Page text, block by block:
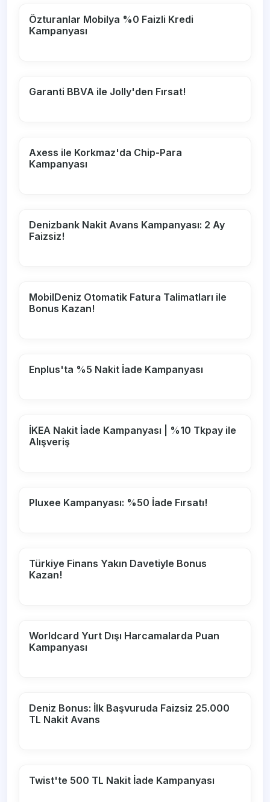
Özturanlar Mobilya %0 Faizli Kredi
Kampanyası
Garanti BBVA ile Jolly'den Fırsat!
Axess ile Korkmaz'da Chip-Para
Kampanyası
Denizbank Nakit Avans Kampanyası: 2 Ay
Faizsiz!
MobilDeniz Otomatik Fatura Talimatları ile
Bonus Kazan!
Enplus'ta %5 Nakit İade Kampanyası
İKEA Nakit İade Kampanyası | %10 Tkpay ile
Alışveriş
Pluxee Kampanyası: %50 İade Fırsatı!
Türkiye Finans Yakın Davetiyle Bonus
Kazan!
Worldcard Yurt Dışı Harcamalarda Puan
Kampanyası
Deniz Bonus: İlk Başvuruda Faizsiz 25.000
TL Nakit Avans
Twist'te 500 TL Nakit İade Kampanyası